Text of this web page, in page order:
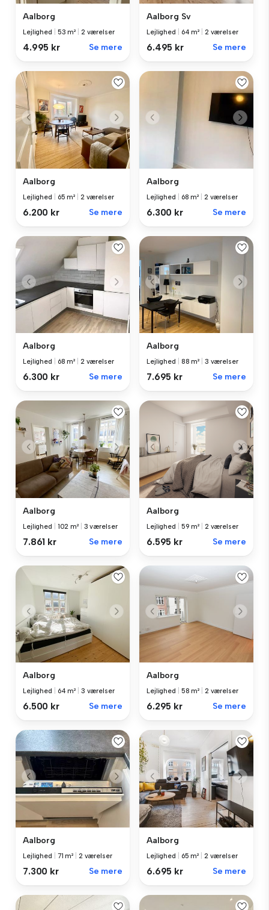
Aalborg
Lejlighed 53 m² 2 værelser
4.995 kr Se mere
Aalborg Sv
Lejlighed 64 m² 2 værelser
6.495 kr Se mere
Aalborg
Lejlighed 65 m² 2 værelser
6.200 kr Se mere
Aalborg
Lejlighed 68 m² 2 værelser
6.300 kr Se mere
Aalborg
Lejlighed 68 m² 2 værelser
6.300 kr Se mere
Aalborg
Lejlighed 88 m² 3 værelser
7.695 kr Se mere
Aalborg
Lejlighed 102 m² 3 værelser
7.861 kr Se mere
Aalborg
Lejlighed 59 m² 2 værelser
6.595 kr Se mere
Aalborg
Lejlighed 64 m² 3 værelser
6.500 kr Se mere
Aalborg
Lejlighed 58 m² 2 værelser
6.295 kr Se mere
Aalborg
Lejlighed 71 m² 2 værelser
7.300 kr Se mere
Aalborg
Lejlighed 65 m² 2 værelser
6.695 kr Se mere